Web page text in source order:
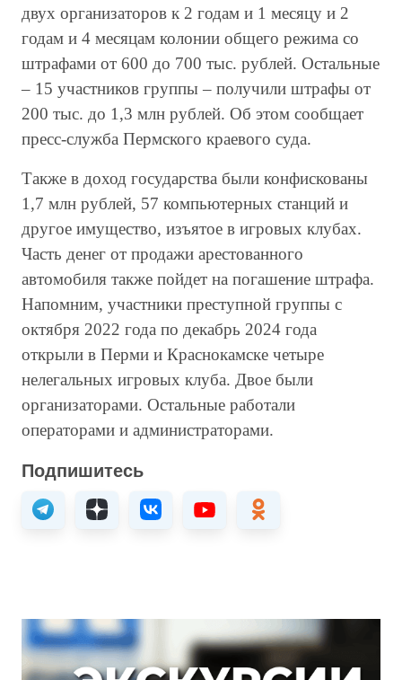
двух организаторов к 2 годам и 1 месяцу и 2
годам и 4 месяцам колонии общего режима со
штрафами от 600 до 700 тыс. рублей. Остальные
– 15 участников группы – получили штрафы от
200 тыс. до 1,3 млн рублей. Об этом сообщает
пресс-служба Пермского краевого суда.
Также в доход государства были конфискованы
1,7 млн рублей, 57 компьютерных станций и
другое имущество, изъятое в игровых клубах.
Часть денег от продажи арестованного
автомобиля также пойдет на погашение штрафа.
Напомним, участники преступной группы с
октября 2022 года по декабрь 2024 года
открыли в Перми и Краснокамске четыре
нелегальных игровых клуба. Двое были
организаторами. Остальные работали
операторами и администраторами.
Подпишитесь